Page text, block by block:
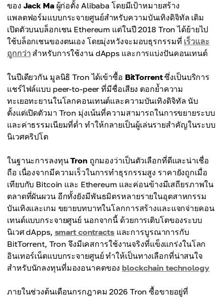
ของ Jack Maผู้ก่อตั้ง Alibaba โดยมีเป้าหมายสร้าง
แพลตฟอร์มแบบกระจายศูนย์สำหรับความบันเทิงดิจิทัล เดิม
เปิดตัวบนบล็อกเชน Ethereum แต่ในปี 2018 Tron ได้ย้ายไป
ใช้บล็อกเชนของตนเอง โดยมุ่งหวังจะมอบธุรกรรมที่ เร็วและ
ถูกกว่า สำหรับการใช้งาน dApps และการแบ่งปันคอนเทนต์
ในปีเดียวกัน มูลนิธิ Tron ได้เข้าซื้อ BitTorrentซึ่งเป็นบริการ
แชร์ไฟล์แบบ peer-to-peer ที่มีชื่อเสียง ตอกย้ำความ
ทะเยอทะยานในโลกคอนเทนต์และความบันเทิงดิจิทัล นับ
ตั้งแต่เปิดตัวมา Tron มุ่งเน้นที่ความสามารถในการขยายระบบ
และค่าธรรมเนียมที่ต่ำ ทำให้กลายเป็นผู้เล่นรายสำคัญในระบบ
นิเวศคริปโต
ในฐานะการลงทุนTron ถูกมองว่าเป็นตัวเลือกที่ดีและน่าเชื่อ
ถือ เนื่องจากมีความเร็วในการทำธุรกรรมสูง ราคายังถูกเมื่อ
เทียบกับ Bitcoin และ Ethereum และค่อนข้างมีเสถียรภาพใน
ตลาดที่ผันผวน อีกทั้งยังมีพันธมิตรหลายรายในอุตสาหกรรม
บันเทิงและเกม ขยายบทบาทในโลกการสร้างและแจกจ่ายคอน
เทนต์แบบกระจายศูนย์ นอกจากนี้ ด้วยการเติบโตของระบบ
นิเวศ dApps, smart contractsและการบูรณาการกับ
BitTorrent, Tron จึงมีเคสการใช้งานจริงที่แข็งแกร่งในโลก
อินเทอร์เน็ตแบบกระจายศูนย์ ทำให้เป็นทางเลือกที่น่าสนใจ
สำหรับนักลงทุนที่มองอนาคตของblockchain technology
ภายในช่วงต้นเดือนกรกฎาคม 2026 Tron ซื้อขายอยู่ที่